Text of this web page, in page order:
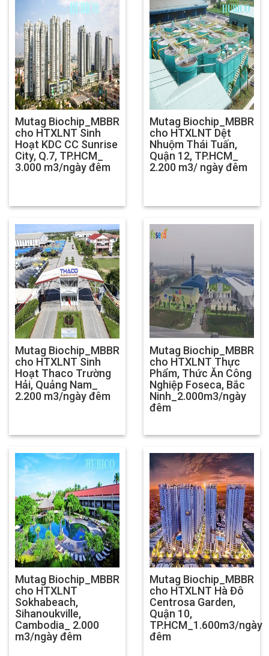
Mutag Biochip_MBBR
cho HTXLNT Sinh
Hoạt KDC CC Sunrise
City, Q.7, TP.HCM_
3.000 m3/ngày đêm
Mutag Biochip_MBBR
cho HTXLNT Dệt
Nhuộm Thái Tuấn,
Quận 12, TP.HCM_
2.200 m3/ ngày đêm
Mutag Biochip_MBBR
cho HTXLNT Sinh
Hoạt Thaco Trường
Hải, Quảng Nam_
2.200 m3/ngày đêm
Mutag Biochip_MBBR
cho HTXLNT Thực
Phẩm, Thức Ăn Công
Nghiệp Foseca, Bắc
Ninh_2.000m3/ngày
đêm
Mutag Biochip_MBBR
cho HTXLNT
Sokhabeach,
Sihanoukville,
Cambodia_ 2.000
m3/ngày đêm
Mutag Biochip_MBBR
cho HTXLNT Hà Đô
Centrosa Garden,
Quận 10,
TP.HCM_1.600m3/ngày
đêm